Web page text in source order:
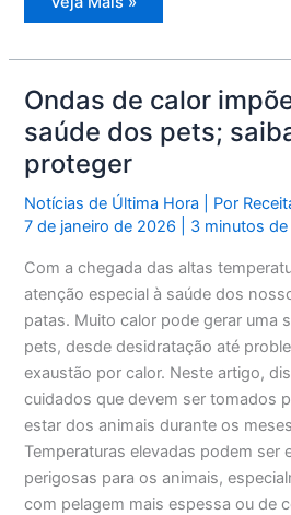
de
dicas
para
proteger
pets
do
calor
Ondas de calor
saúde dos pets;
proteger
Notícias de Última Hora | Por
7 de janeiro de 2026
3 minutos de
Com a chegada das altas
atenção especial à saúde dos
patas. Muito calor pode gerar uma
pets, desde desidratação até
exaustão por calor. Neste artigo,
cuidados que devem ser tomados
estar dos animais durante os
Temperaturas elevadas podem ser
perigosas para os animais,
com pelagem mais espessa ou de